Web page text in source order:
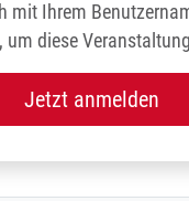
mit Ihrem
um diese
Jetzt anmelden